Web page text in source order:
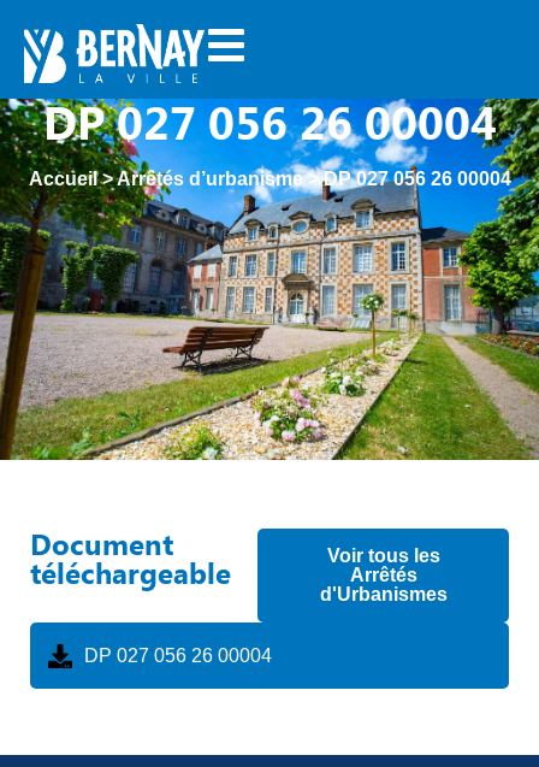
DP 027 056 26 00004
Accueil>Arrêtés d’urbanisme>DP 027 056 26 00004
Document
téléchargeable
Voir tous les
Arrêtés
d'Urbanismes
DP 027 056 26 00004